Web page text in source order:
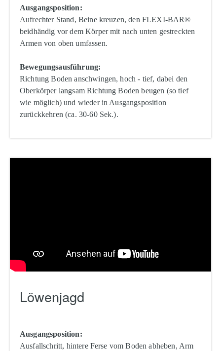
Ausgangsposition:
Aufrechter Stand, Beine kreuzen, den FLEXI-BAR®
beidhändig vor dem Körper mit nach unten gestreckten
Armen von oben umfassen.
Bewegungsausführung:
Richtung Boden anschwingen, hoch - tief, dabei den
Oberkörper langsam Richtung Boden beugen (so tief
wie möglich) und wieder in Ausgangsposition
zurückkehren (ca. 30-60 Sek.).
Löwenjagd
Ausgangsposition:
Ausfallschritt, hintere Ferse vom Boden abheben, Arm